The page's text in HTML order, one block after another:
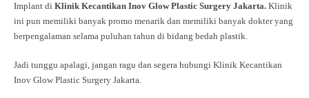
Implant di Klinik Kecantikan Inov Glow Plastic Surgery Jakarta. Klinik
ini pun memiliki banyak promo menarik dan memiliki banyak dokter yang
berpengalaman selama puluhan tahun di bidang bedah plastik.
Jadi tunggu apalagi, jangan ragu dan segera hubungi Klinik Kecantikan
Inov Glow Plastic Surgery Jakarta.